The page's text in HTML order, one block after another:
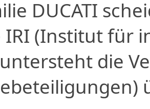
DUCATI
IRI (Institut für
die